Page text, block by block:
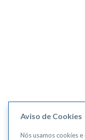
Aviso de Cookies
Nós usamos cookies